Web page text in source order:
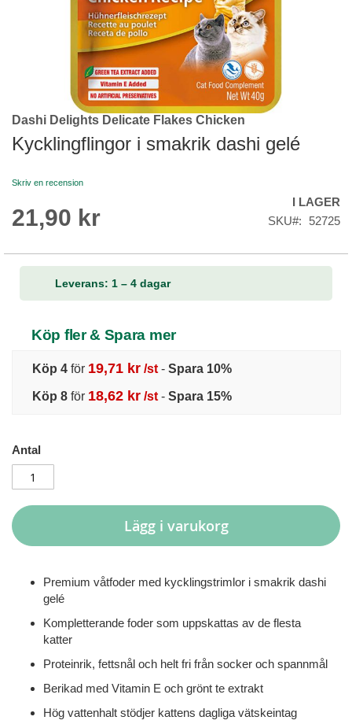
Skip
to
the
of
images
Dashi Delights Delicate Flakes Chicken
Kycklingflingor i smakrik dashi gelé
Skriv en recension
21,90 kr
I LAGER
SKU
52725
Leverans: 1 – 4 dagar
Köp fler & Spara mer
Köp 4 för 19,71 kr /st - Spara 10%
Köp 8 för 18,62 kr /st - Spara 15%
Antal
Lägg i varukorg
Premium våtfoder med kycklingstrimlor i smakrik dashi
gelé
Kompletterande foder som uppskattas av de flesta
katter
Proteinrik, fettsnål och helt fri från socker och spannmål
Berikad med Vitamin E och grönt te extrakt
Hög vattenhalt stödjer kattens dagliga vätskeintag